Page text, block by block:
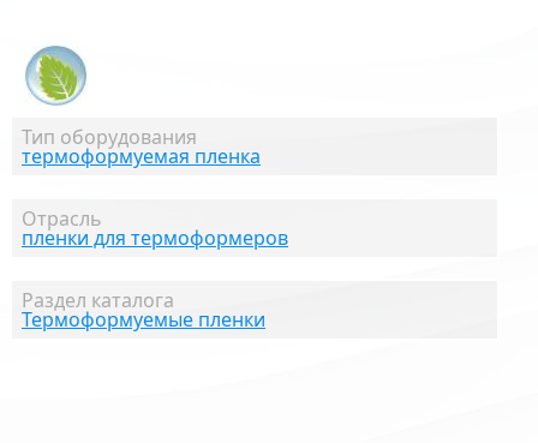
Тип оборудования
термоформуемая пленка
Отрасль
пленки для термоформеров
Раздел каталога
Термоформуемые пленки